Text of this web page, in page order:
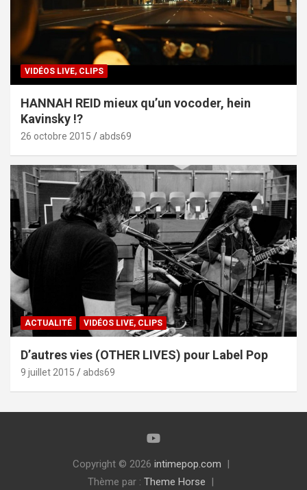
VIDÉOS LIVE, CLIPS
HANNAH REID mieux qu’un vocoder, hein
Kavinsky !?
26 octobre 2015 abds69
ACTUALITÉ VIDÉOS LIVE, CLIPS
D’autres vies (OTHER LIVES) pour Label Pop
9 juillet 2015 abds69
Copyright © 2026 intimepop.com
Thème par : Theme Horse